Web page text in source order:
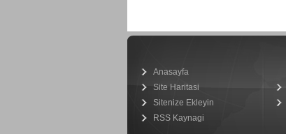
Anasayfa
Site Haritasi
Sitenize Ekleyin
RSS Kaynagi